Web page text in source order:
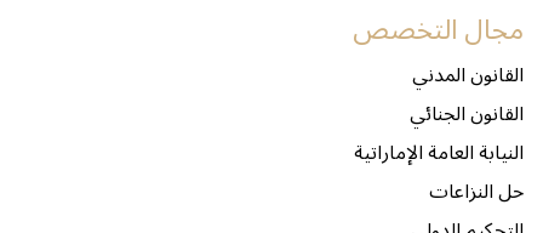
مجال التخصص
القانون المدني
القانون الجنائي
النيابة العامة الإماراتية
حل النزاعات